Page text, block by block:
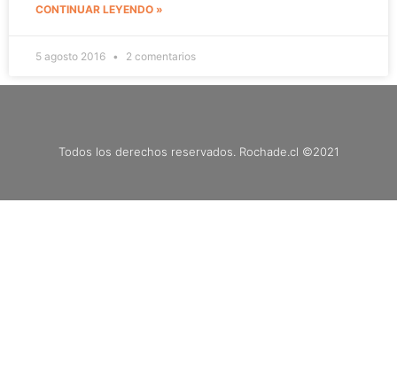
CONTINUAR LEYENDO »
5 agosto 2016 2 comentarios
Todos los derechos reservados. Rochade.cl ©2021